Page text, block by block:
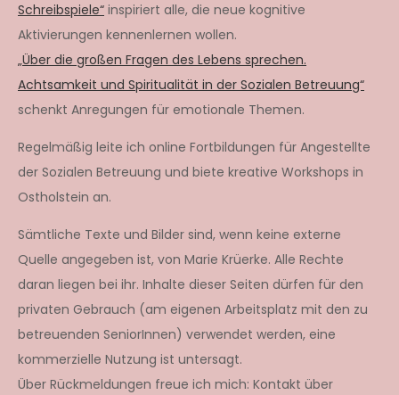
Schreibspiele“ inspiriert alle, die neue kognitive
Aktivierungen kennenlernen wollen.
„Über die großen Fragen des Lebens sprechen.
Achtsamkeit und Spiritualität in der Sozialen Betreuung“
schenkt Anregungen für emotionale Themen.
Regelmäßig leite ich online Fortbildungen für Angestellte
der Sozialen Betreuung und biete kreative Workshops in
Ostholstein an.
Sämtliche Texte und Bilder sind, wenn keine externe
Quelle angegeben ist, von Marie Krüerke. Alle Rechte
daran liegen bei ihr. Inhalte dieser Seiten dürfen für den
privaten Gebrauch (am eigenen Arbeitsplatz mit den zu
betreuenden SeniorInnen) verwendet werden, eine
kommerzielle Nutzung ist untersagt.
Über Rückmeldungen freue ich mich: Kontakt über